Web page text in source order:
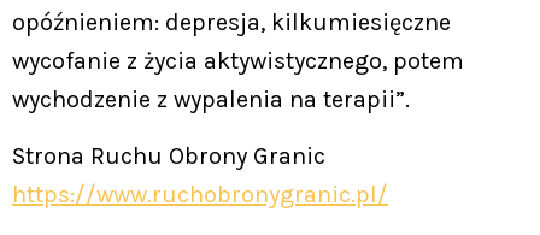
opóźnieniem: depresja, kilkumiesięczne
wycofanie z życia aktywistycznego, potem
wychodzenie z wypalenia na terapii”.
Strona Ruchu Obrony Granic
https://www.ruchobronygranic.pl/